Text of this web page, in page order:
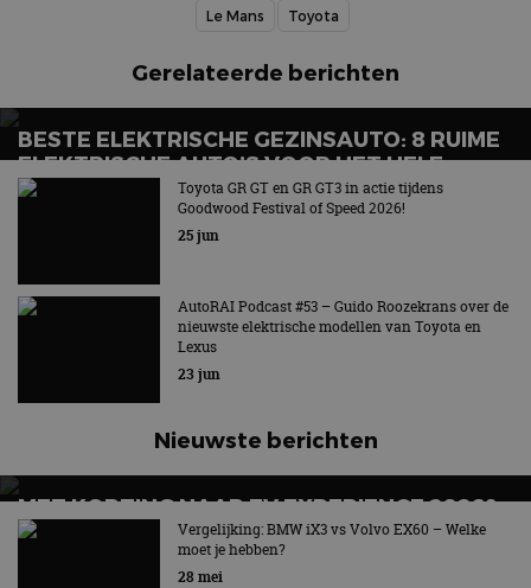
Le Mans Toyota
Gerelateerde berichten
BESTE ELEKTRISCHE GEZINSAUTO: 8 RUIME
ELEKTRISCHE AUTO’S VOOR HET HELE
GEZIN
Wat is de beste elektrische gezinsauto voor grote
Toyota GR GT en GR GT3 in actie tijdens
Goodwood Festival of Speed 2026!
25 jun
AutoRAI Podcast #53 – Guido Roozekrans over de
nieuwste elektrische modellen van Toyota en
Lexus
23 jun
Nieuwste berichten
MET KORTING NAAR EV EXPERIENCE 2026?
AUTORAI REGELT HET!
EV Experience 2026 van 24 tot 26 september
Vergelijking: BMW iX3 vs Volvo EX60 – Welke
moet je hebben?
28 mei